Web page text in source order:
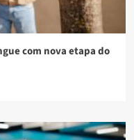
com nova etapa do